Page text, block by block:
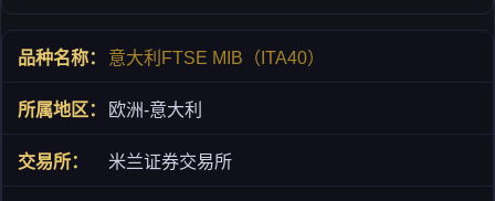
意大利FTSE MIB（ITA40）
欧洲-意大利
米兰证券交易所